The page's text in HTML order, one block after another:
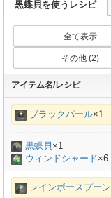
黒蝶貝を使うレシピ
全て表示
その他 (2)
アイテム名/レシピ
ブラックパール×1
黒蝶貝 ×1
ウィンドシャード×6
レインボースプーン